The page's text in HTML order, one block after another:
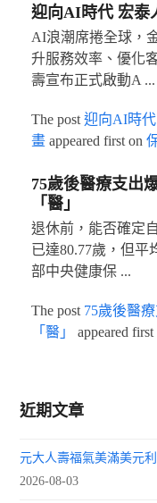
迎向AI時代 宏泰
AI浪潮席捲全球，
升服務效率、優化
壽宣布正式啟動A ...
The post 迎向AI時
畫appeared first on
75歲後醫療支出
「醫」
退休前，能否確定
已達80.77歲，但平
部中央健康保 ...
The post 75歲後醫
「醫」
appeared first
近期文章
元大人壽福氣美滿美元
2026-08-03